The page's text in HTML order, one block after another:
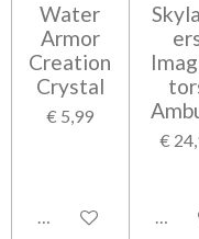
Water
Armor
Creation
Crystal
€ 5,99
Houd mij op de
€